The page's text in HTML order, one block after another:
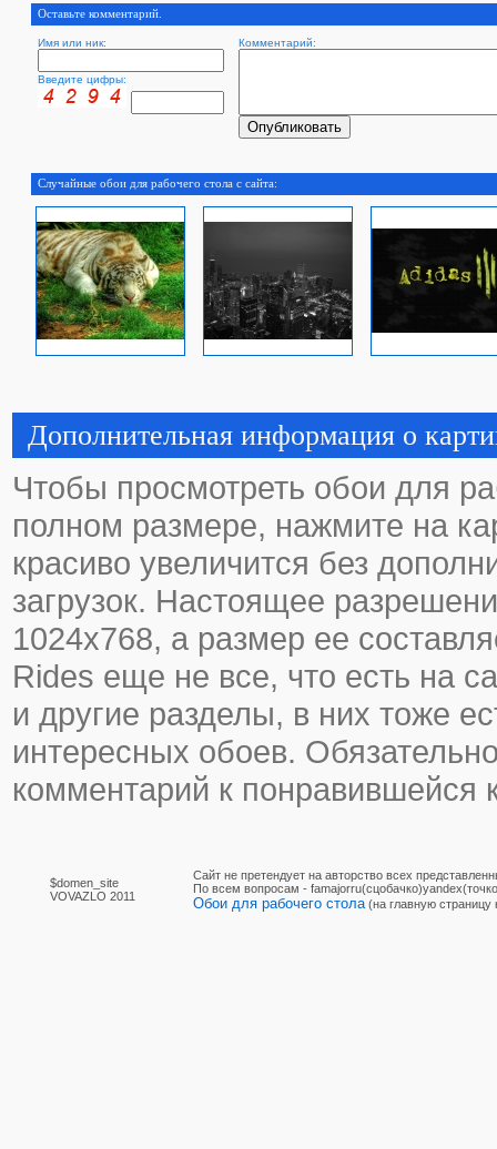
Оставьте комментарий.
Имя или ник: Комментарий:
Введите цифры:
Случайные обои для рабочего стола с сайта:
Дополнительная информация о
Чтобы просмотреть обои для
полном размере, нажмите на
красиво увеличится без
загрузок. Настоящее
1024х768, а размер ее
Rides еще не все, что есть на
и другие разделы, в них тоже
интересных обоев.
комментарий к понравившейся
$domen_site
VOVAZLO 2011
Сайт не претендует на авторство всех
По вcем вопросам -
Обои для рабочего стола (на главную страницу